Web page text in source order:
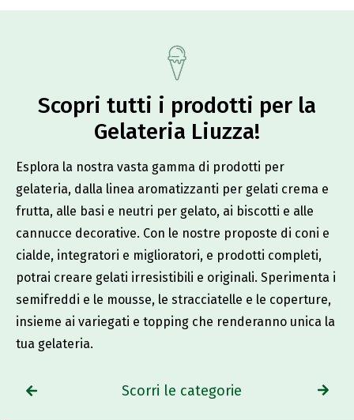
Scopri tutti i prodotti per la
Gelateria Liuzza!​
Esplora la nostra vasta gamma di prodotti per
gelateria, dalla linea aromatizzanti per gelati crema e
frutta, alle basi e neutri per gelato, ai biscotti e alle
cannucce decorative. Con le nostre proposte di coni e
cialde, integratori e miglioratori, e prodotti completi,
potrai creare gelati irresistibili e originali. Sperimenta i
semifreddi e le mousse, le stracciatelle e le coperture,
insieme ai variegati e topping che renderanno unica la
tua gelateria.
Scorri le categorie